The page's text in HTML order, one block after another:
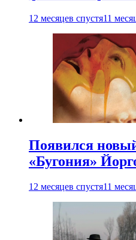
12 месяцев спустя11
Появился
«Бугония»
12 месяцев спустя11